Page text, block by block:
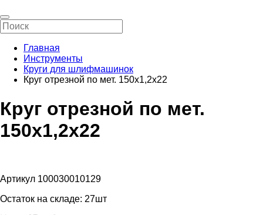
Главная
Инструменты
Круги для шлифмашинок
Круг отрезной по мет. 150х1,2х22
Круг отрезной по мет.
150х1,2х22
Артикул 100030010129
Остаток на складе: 27шт